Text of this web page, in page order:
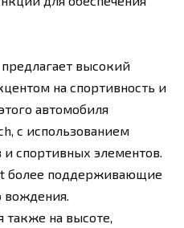
высокий
на спортивность и
автомобиля
с использованием
спортивных элементов.
более поддерживающие
вождения.
также на высоте,